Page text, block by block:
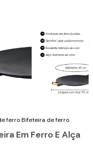
ferro Bifeteira de ferro
Em Ferro E Alça